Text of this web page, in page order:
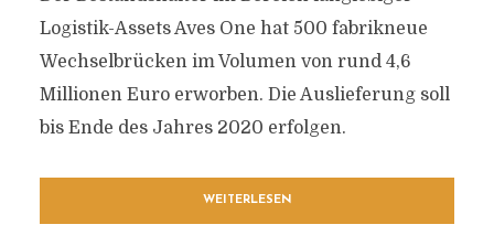
Logistik-Assets Aves One hat 500 fabrikneue
Wechselbrücken im Volumen von rund 4,6
Millionen Euro erworben. Die Auslieferung soll
bis Ende des Jahres 2020 erfolgen.
WEITERLESEN